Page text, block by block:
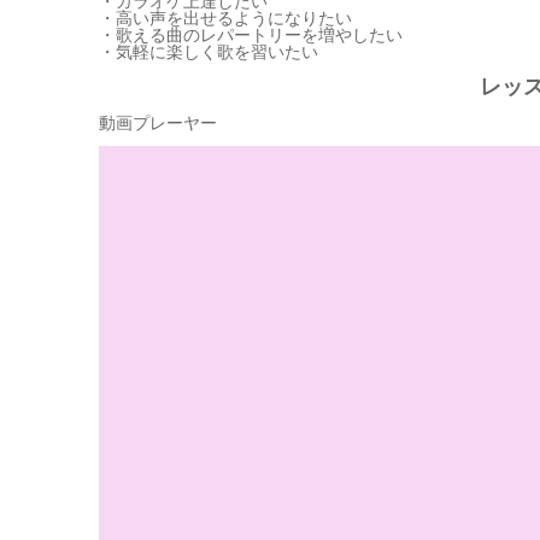
・高い声を出せるようになりたい
・歌える曲のレパートリーを増やしたい
・気軽に楽しく歌を習いたい
レッ
動画プレーヤー